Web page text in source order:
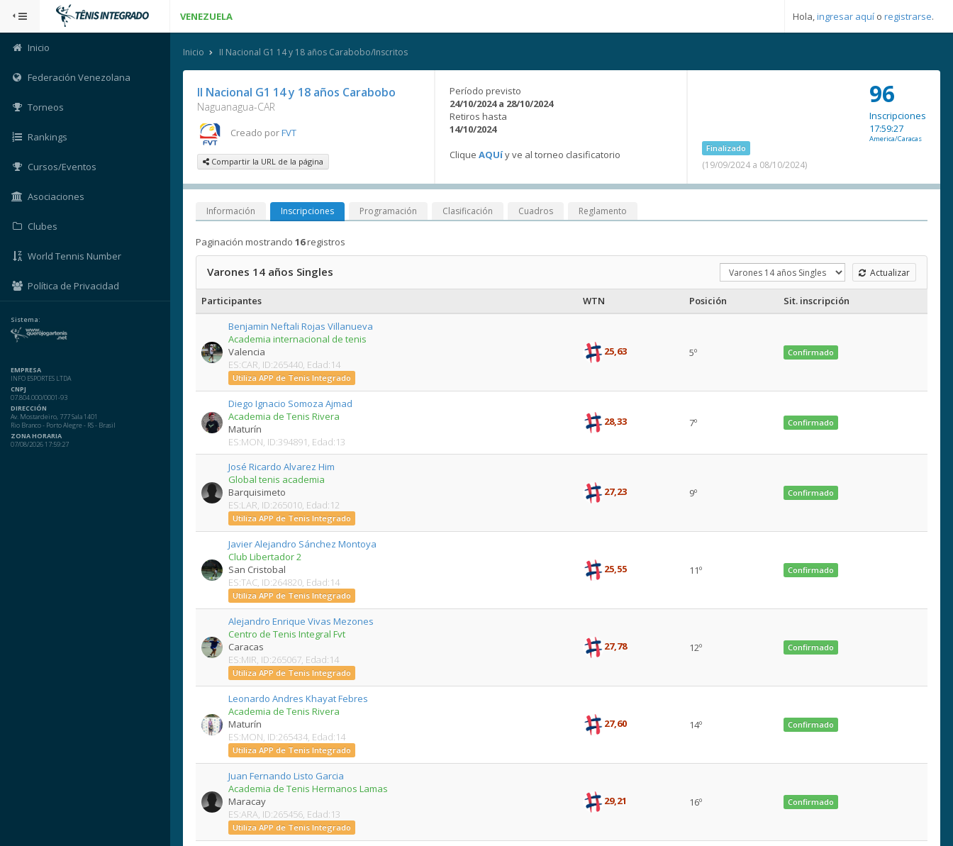
VENEZUELA Hola,ingresar aquí o registrarse.
Inicio
Federación Venezolana
Torneos
Rankings
Cursos/Eventos
Asociaciones
Clubes
World Tennis Number
Política de Privacidad
Sistema:
EMPRESA
INFO ESPORTES LTDA
CNPJ
07.804.000/0001-93
DIRECCIÓN
Av. Mostardeiro, 777 Sala 1401
Rio Branco - Porto Alegre - RS - Brasil
ZONA HORARIA
07/08/2026 17:59:27
Inicio II Nacional G1 14 y 18 años Carabobo/Inscritos
II Nacional G1 14 y 18 años Carabobo
Naguanagua-CAR
Creado porFVT
Compartir la URL de la página
Período previsto
24/10/2024 a 28/10/2024
Retiros hasta
14/10/2024
Clique AQUíy ve al torneo clasificatorio
Finalizado
(19/09/2024 a 08/10/2024)
96
Inscripciones
17:59:27
America/Caracas
Información Inscripciones Programación Clasificación Cuadros Reglamento
Paginación mostrando 16registros
Varones 14 años Singles Actualizar
Participantes WTN Posición
Sit. inscripción
Benjamin Neftali Rojas Villanueva
Academia internacional de tenis
Valencia
ES:CAR, ID:265440, Edad:14
Utiliza APP de Tenis Integrado
25,63 5º Confirmado
Diego Ignacio Somoza Ajmad
Academia de Tenis Rivera
Maturín
ES:MON, ID:394891, Edad:13
28,33 7º Confirmado
José Ricardo Alvarez Him
Global tenis academia
Barquisimeto
ES:LAR, ID:265010, Edad:12
Utiliza APP de Tenis Integrado
27,23 9º Confirmado
Javier Alejandro Sánchez Montoya
Club Libertador 2
San Cristobal
ES:TAC, ID:264820, Edad:14
Utiliza APP de Tenis Integrado
25,55 11º Confirmado
Alejandro Enrique Vivas Mezones
Centro de Tenis Integral Fvt
Caracas
ES:MIR, ID:265067, Edad:14
Utiliza APP de Tenis Integrado
27,78 12º Confirmado
Leonardo Andres Khayat Febres
Academia de Tenis Rivera
Maturín
ES:MON, ID:265434, Edad:14
Utiliza APP de Tenis Integrado
27,60 14º Confirmado
Juan Fernando Listo Garcia
Academia de Tenis Hermanos Lamas
Maracay
ES:ARA, ID:265456, Edad:13
Utiliza APP de Tenis Integrado
29,21 16º Confirmado